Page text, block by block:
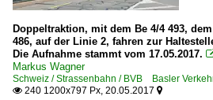
Doppeltraktion, mit dem Be 4/4 493,
486, auf der Linie 2, fahren zur
Die Aufnahme stammt vom 17.05.2017.
Markus Wagner
Schweiz / Strassenbahn / BVB Basler
 240 1200x797 Px, 20.05.2017 